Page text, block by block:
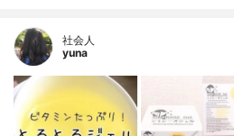
社会人
yuna